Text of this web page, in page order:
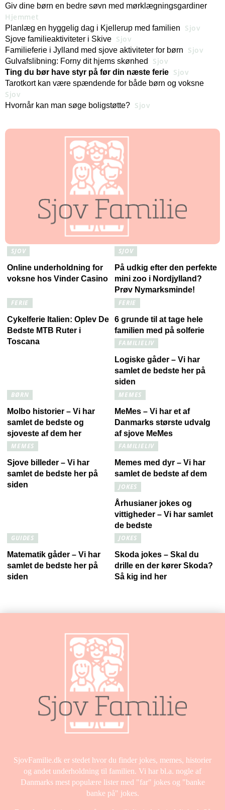
Giv dine børn en bedre søvn med mørklægningsgardiner
Hjemmet
Planlæg en hyggelig dag i Kjellerup med familien Sjov
Sjove familieaktiviteter i Skive Sjov
Familieferie i Jylland med sjove aktiviteter for børn Sjov
Gulvafslibning: Forny dit hjems skønhed Sjov
Ting du bør have styr på før din næste ferie Sjov
Tarotkort kan være spændende for både børn og voksne
Sjov
Hvornår kan man søge boligstøtte? Sjov
SJOV
Online underholdning for
voksne hos Vinder Casino
SJOV
På udkig efter den perfekte
mini zoo i Nordjylland?
Prøv Nymarksminde!
FERIE
Cykelferie Italien: Oplev De
Bedste MTB Ruter i
Toscana
FERIE
6 grunde til at tage hele
familien med på solferie
FAMILIELIV
Logiske gåder – Vi har
samlet de bedste her på
siden
BØRN
Molbo historier – Vi har
samlet de bedste og
sjoveste af dem her
MEMES
MeMes – Vi har et af
Danmarks største udvalg
af sjove MeMes
MEMES
Sjove billeder – Vi har
samlet de bedste her på
siden
FAMILIELIV
Memes med dyr – Vi har
samlet de bedste af dem
JOKES
Århusianer jokes og
vittigheder – Vi har samlet
de bedste
GUIDES
Matematik gåder – Vi har
samlet de bedste her på
siden
JOKES
Skoda jokes – Skal du
drille en der kører Skoda?
Så kig ind her
SjovFamilie.dk er stedet hvor du finder jokes, memes, historier
og andet underholdning til familien. Vi har bl.a. nogle af
Danmarks mest populære lister med "far" jokes og "banke
banke på" jokes.